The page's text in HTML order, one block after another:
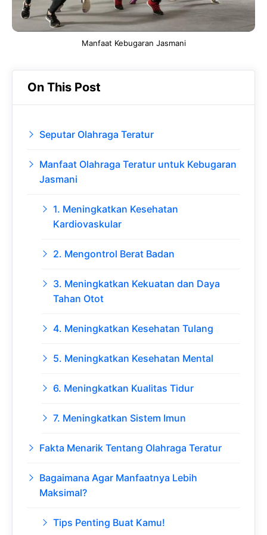
Manfaat Kebugaran Jasmani
On This Post
Seputar Olahraga Teratur
Manfaat Olahraga Teratur untuk Kebugaran
Jasmani
1. Meningkatkan Kesehatan
Kardiovaskular
2. Mengontrol Berat Badan
3. Meningkatkan Kekuatan dan Daya
Tahan Otot
4. Meningkatkan Kesehatan Tulang
5. Meningkatkan Kesehatan Mental
6. Meningkatkan Kualitas Tidur
7. Meningkatkan Sistem Imun
Fakta Menarik Tentang Olahraga Teratur
Bagaimana Agar Manfaatnya Lebih
Maksimal?
Tips Penting Buat Kamu!